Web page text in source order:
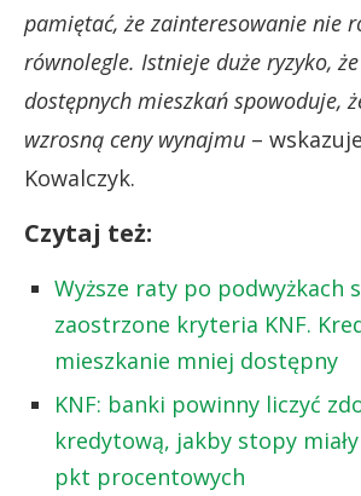
pamiętać, że zainteresowanie nie
równolegle. Istnieje duże ryzyko,
dostępnych mieszkań spowoduje,
wzrosną ceny wynajmu –
Kowalczyk.
Czytaj też:
Wyższe raty po podwyżkach
zaostrzone kryteria KNF.
mieszkanie mniej dostępny
KNF: banki powinny liczyć
kredytową, jakby stopy
pkt procentowych